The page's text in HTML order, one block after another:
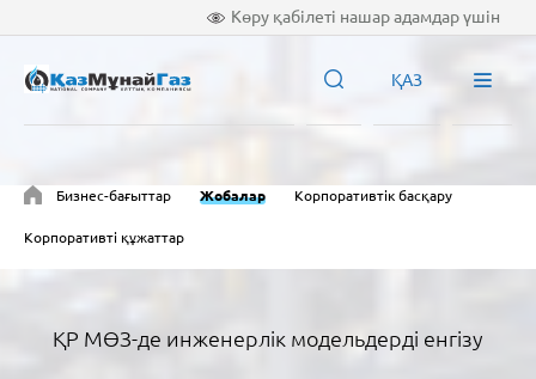
Көру қабілеті нашар адамдар үшін
ҚАЗ
Бизнес-бағыттар Жобалар Корпоративтік басқару
Корпоративті құжаттар
ҚР МӨЗ-де инженерлік модельдерді енгізу